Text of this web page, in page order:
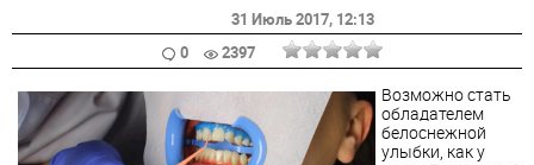
31 Июль 2017, 12:13
0
2397
Возможно стать
обладателем
белоснежной
улыбки, как у